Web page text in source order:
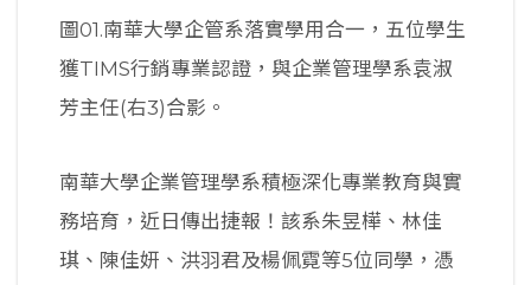
圖01.南華大學企管系落實學用合一，五位學生
獲TIMS行銷專業認證，與企業管理學系袁淑
芳主任(右3)合影。
南華大學企業管理學系積極深化專業教育與實
務培育，近日傳出捷報！該系朱昱樺、林佳
琪、陳佳妍、洪羽君及楊佩霓等5位同學，憑